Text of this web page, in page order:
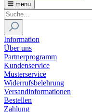
menu
Information
Über uns
Partnerprogramm
Kundenservice
Musterservice
Widerrufsbelehrung
Versandinformationen
Bestellen
Zahlung